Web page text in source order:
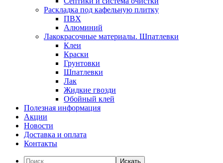
Раскладка под кафельную плитку
ПВХ
Алюминий
Лакокрасочные материалы. Шпатлевки
Клеи
Краски
Грунтовки
Шпатлевки
Лак
Жидкие гвозди
Обойный клей
Полезная информация
Акции
Новости
Доставка и оплата
Контакты
Искать